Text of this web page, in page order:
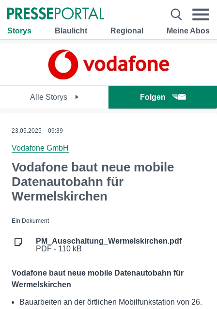
Storys Blaulicht Regional Meine Abos
Alle Storys Folgen
23.05.2025 – 09:39
Vodafone GmbH
Vodafone baut neue mobile
Datenautobahn für
Wermelskirchen
Ein Dokument
PM_Ausschaltung_Wermelskirchen.pdf
PDF - 110 kB
Vodafone baut neue mobile Datenautobahn für
Wermelskirchen
Bauarbeiten an der örtlichen Mobilfunkstation von 26.